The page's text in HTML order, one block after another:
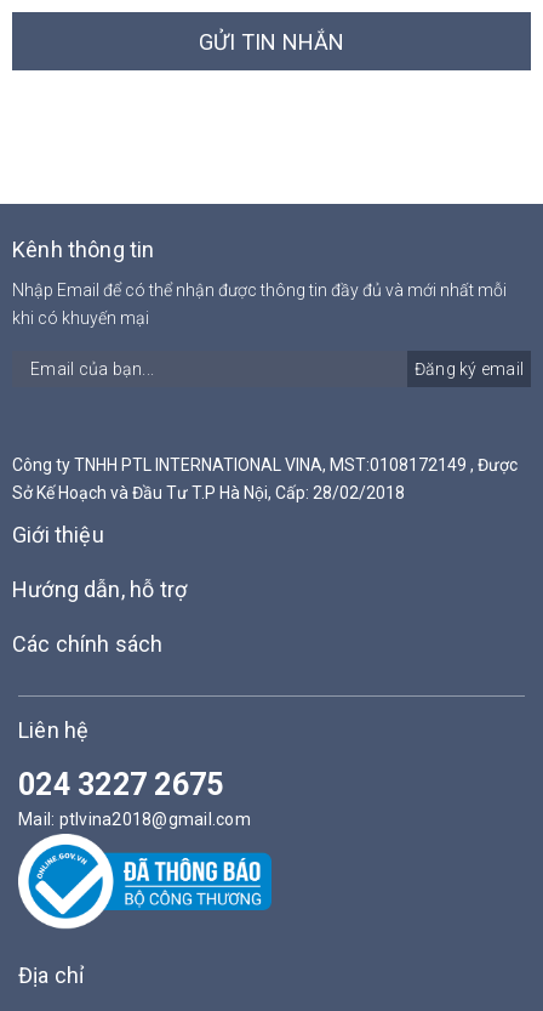
GỬI TIN NHẮN
Kênh thông tin
Nhập Email để có thể nhận được thông tin đầy đủ và mới nhất mỗi
khi có khuyến mại
Đăng ký email
Công ty TNHH PTL INTERNATIONAL VINA, MST:0108172149 , Được
Sở Kế Hoạch và Đầu Tư T.P Hà Nội, Cấp: 28/02/2018
Giới thiệu
Hướng dẫn, hỗ trợ
Các chính sách
Liên hệ
024 3227 2675
Mail: ptlvina2018@gmail.com
Địa chỉ